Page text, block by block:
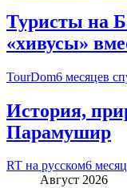
Туристы на
«хивусы»
TourDom6 месяцев
История,
Парамушир
RT на русском6
Август 2026